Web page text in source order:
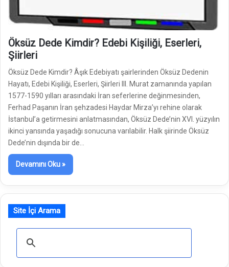
Öksüz Dede Kimdir? Edebi Kişiliği, Eserleri,
Şiirleri
Öksüz Dede Kimdir? Âşık Edebiyatı şairlerinden Öksüz Dedenin
Hayatı, Edebi Kişiliği, Eserleri, Şiirleri III. Murat zamanında yapılan
1577-1590 yılları arasındaki İran seferlerine değinmesinden,
Ferhad Paşanın İran şehzadesi Haydar Mirza’yı rehine olarak
İstanbul’a getirmesini anlatmasından, Öksüz Dede’nin XVI. yüzyılın
ikinci ya­nsında yaşadığı sonucuna varılabilir. Halk şiirinde Öksüz
Dede’nin dışında bir de…
Devamını Oku »
Site İçi Arama